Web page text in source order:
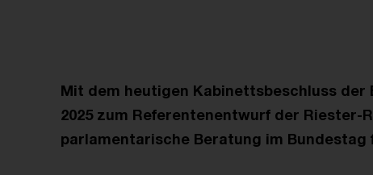
Mit dem heutigen Kabinettsbeschluss der
2025 zum Referentenentwurf der Riester-
parlamentarische Beratung im Bundestag